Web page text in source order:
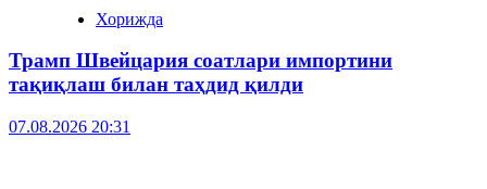
Хорижда
Трамп Швейцария соатлари импортини
тақиқлаш билан таҳдид қилди
07.08.2026 20:31